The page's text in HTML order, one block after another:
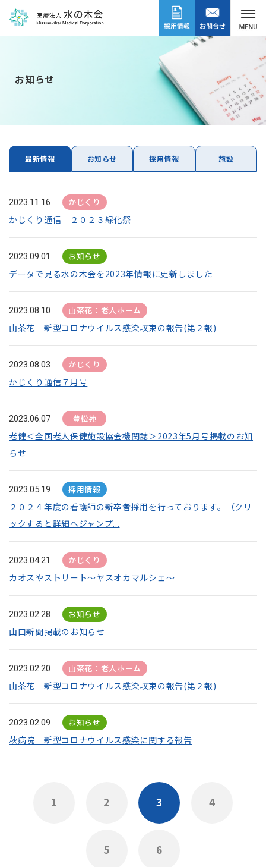
お知らせ
最新情報 お知らせ 採用情報 施設
2023.11.16 かじくり
かじくり通信 ２０２３緑化祭
2023.09.01 お知らせ
データで見る水の木会を2023年情報に更新しました
2023.08.10 山茶花：老人ホーム
山茶花 新型コロナウイルス感染収束の報告(第２報)
2023.08.03 かじくり
かじくり通信７月号
2023.06.07 豊松苑
老健＜全国老人保健施設協会機関誌＞2023年5月号掲載のお知
らせ
2023.05.19 採用情報
２０２４年度の看護師の新卒者採用を行っております。（クリ
ックすると詳細へジャンプ...
2023.04.21 かじくり
カオスやストリート～ヤスオカマルシェ～
2023.02.28 お知らせ
山口新聞掲載のお知らせ
2023.02.20 山茶花：老人ホーム
山茶花 新型コロナウイルス感染収束の報告(第２報)
2023.02.09 お知らせ
萩病院 新型コロナウイルス感染に関する報告
1 2 3 4
5 6